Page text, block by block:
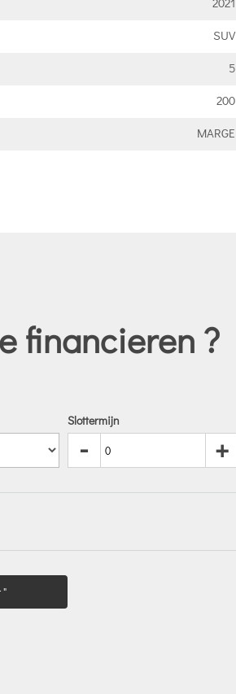
SUV
5
200
MARGE
financieren ?
Slottermijn
- +